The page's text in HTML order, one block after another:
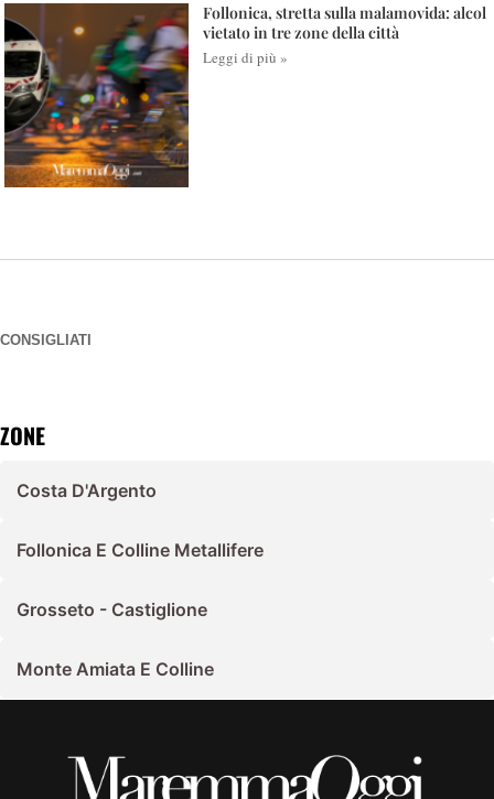
Follonica, stretta sulla malamovida: alcol
vietato in tre zone della città
Leggi di più »
CONSIGLIATI
ZONE
Costa D'Argento
Follonica E Colline Metallifere
Grosseto - Castiglione
Monte Amiata E Colline